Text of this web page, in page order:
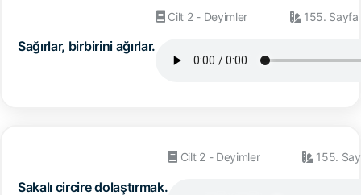
Sağırlar, birbirini ağırlar.
Cilt 2 - Deyimler 155. Sayfa
Sakalı circire dolaştırmak.
Cilt 2 - Deyimler 155.